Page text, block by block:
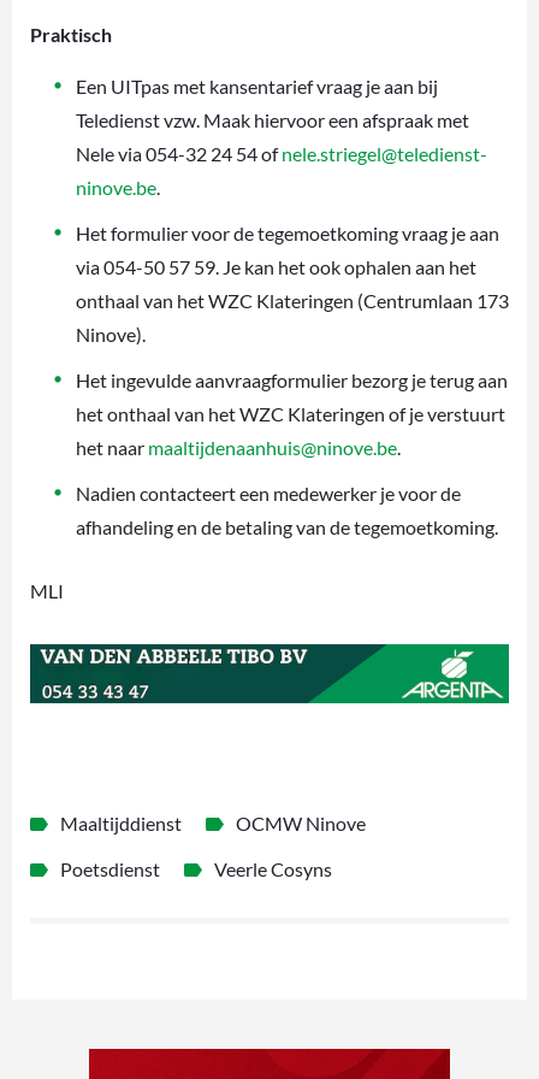
Praktisch
Een UITpas met kansentarief vraag je aan bij
Teledienst vzw. Maak hiervoor een afspraak met
Nele via 054-32 24 54 ofnele.striegel@teledienst-
ninove.be.
Het formulier voor de tegemoetkoming vraag je aan
via 054-50 57 59. Je kan het ook ophalen aan het
onthaal van het WZC Klateringen (Centrumlaan 173
Ninove).
Het ingevulde aanvraagformulier bezorg je terug aan
het onthaal van het WZC Klateringen of je verstuurt
het naar maaltijdenaanhuis@ninove.be.
Nadien contacteert een medewerker je voor de
afhandeling en de betaling van de tegemoetkoming.
MLI
Maaltijddienst
OCMW Ninove
Poetsdienst
Veerle Cosyns